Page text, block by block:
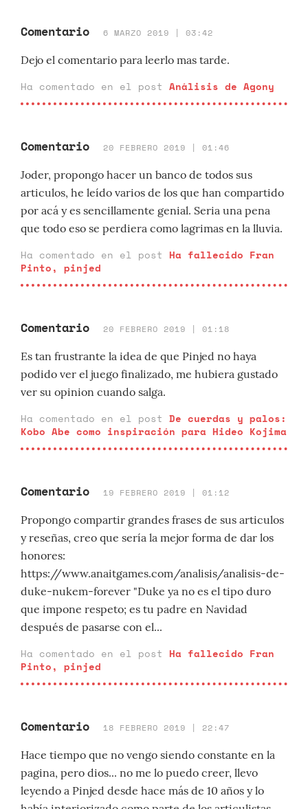
Comentario 6 MARZO 2019 | 03:42
Dejo el comentario para leerlo mas tarde.
Ha comentado en el post Análisis de Agony
Comentario 20 FEBRERO 2019 | 01:46
Joder, propongo hacer un banco de todos sus
articulos, he leído varios de los que han compartido
por acá y es sencillamente genial. Seria una pena
que todo eso se perdiera como lagrimas en la lluvia.
Ha comentado en el post Ha fallecido Fran
Pinto, pinjed
Comentario 20 FEBRERO 2019 | 01:18
Es tan frustrante la idea de que Pinjed no haya
podido ver el juego finalizado, me hubiera gustado
ver su opinion cuando salga.
Ha comentado en el post De cuerdas y palos:
Kobo Abe como inspiración para Hideo Kojima
Comentario 19 FEBRERO 2019 | 01:12
Propongo compartir grandes frases de sus articulos
y reseñas, creo que sería la mejor forma de dar los
honores:
https://www.anaitgames.com/analisis/analisis-de-
duke-nukem-forever "Duke ya no es el tipo duro
que impone respeto; es tu padre en Navidad
después de pasarse con el...
Ha comentado en el post Ha fallecido Fran
Pinto, pinjed
Comentario 18 FEBRERO 2019 | 22:47
Hace tiempo que no vengo siendo constante en la
pagina, pero dios... no me lo puedo creer, llevo
leyendo a Pinjed desde hace más de 10 años y lo